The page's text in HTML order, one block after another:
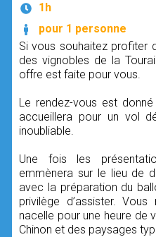
1h
pour 1 personne
Si vous souhaitez profiter
des vignobles de la
offre est faite pour vous.
Le rendez-vous est
accueillera pour un vol
inoubliable.
Une fois les
emmènera sur le lieu de
avec la préparation du
privilège d’assister.
nacelle pour une heure de
Chinon et des paysages